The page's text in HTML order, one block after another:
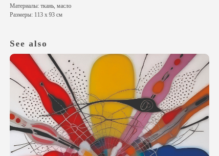
Материалы: ткань, масло
Размеры: 113 х 93 см
See also